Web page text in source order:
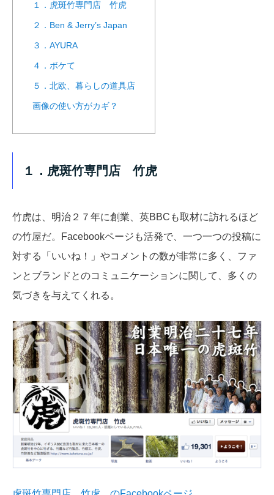
１．虎斑竹専門店 竹虎
２．Ben & Jerry’s Japan
３．AYURA
４．ボケて
５．北欧、暮らしの道具店
画像の使い方がカギ？
１．虎斑竹専門店 竹虎
竹虎は、明治２７年に創業、英BBCも取材に訪れるほど
の竹屋だ。Facebookページも活発で、一つ一つの投稿に
対する「いいね！」やコメントの数が非常に多く、ファ
ンとブランドとのコミュニケーションに関して、多くの
気づきを与えてくれる。